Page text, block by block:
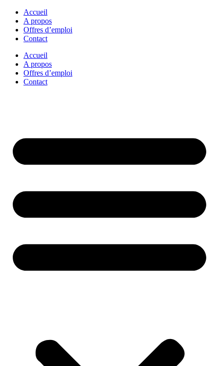
Accueil
A propos
Offres d’emploi
Contact
Accueil
A propos
Offres d’emploi
Contact